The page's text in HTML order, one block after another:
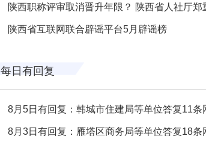
陕西职称评审取消晋升年限？ 陕西省人社厅郑重声明 谨防职称评审不实言
陕西省互联网联合辟谣平台5月辟谣榜
每日有回复
8月5日有回复：韩城市住建局等单位答复11条网民
8月3日有回复：雁塔区商务局等单位答复18条网民